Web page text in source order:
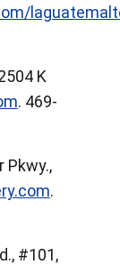
K
. 469-
Pkwy.,
.
#101,